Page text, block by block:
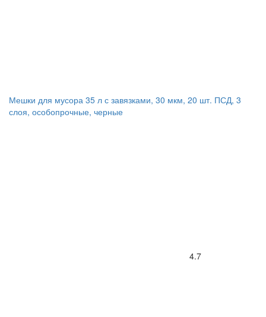
Мешки для мусора 35 л с завязками, 30 мкм, 20 шт. ПСД, 3
слоя, особопрочные, черные
4.7